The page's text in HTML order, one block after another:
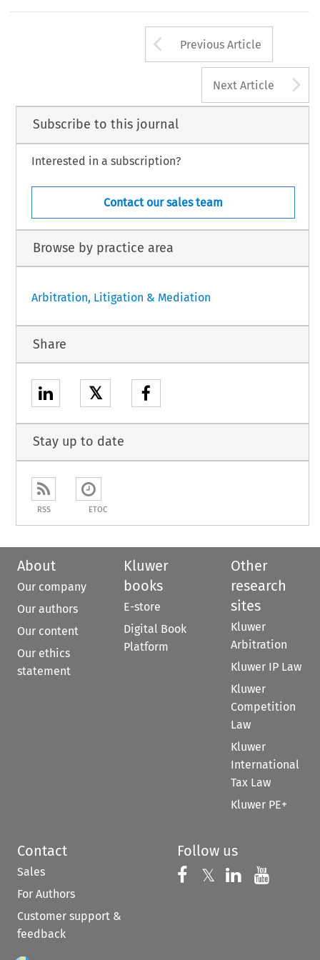
Arrow button
Previous Article
Next Article
Subscribe to this journal
Interested in a subscription?
Contact our sales team
Browse by practice area
Arbitration, Litigation & Mediation
Share
𝕏
Stay up to date
RSS ETOC
About
Our company
Our authors
Our content
Our ethics
statement
Kluwer
books
E-store
Digital Book
Platform
Other
research
sites
Kluwer
Arbitration
Kluwer IP Law
Kluwer
Competition
Law
Kluwer
International
Tax Law
Kluwer PE+
Contact
Sales
For Authors
Customer support &
feedback
Follow us
Follow us on
𝕏 Follow us on
Follow us